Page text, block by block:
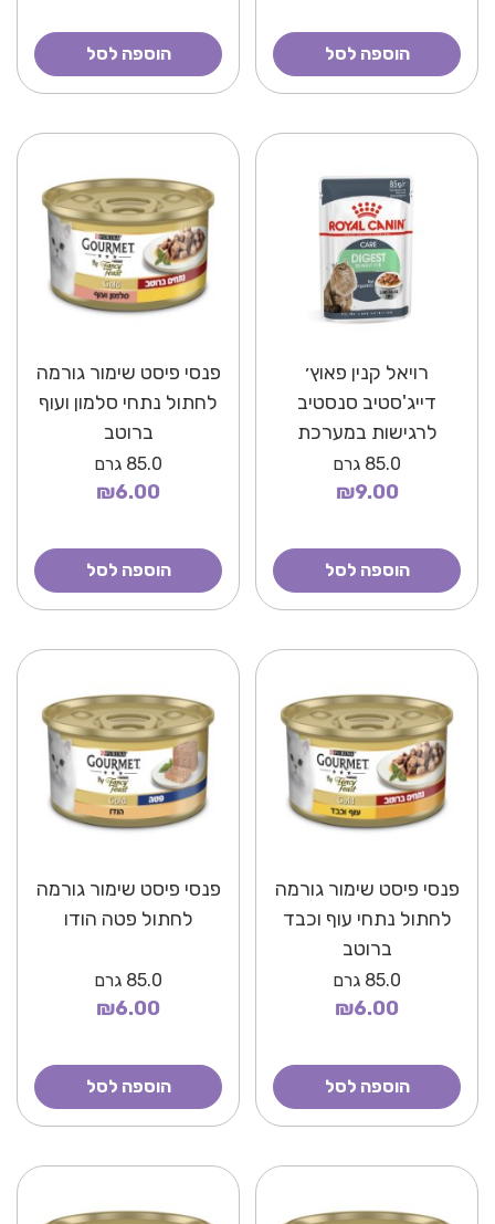
הוספה לסל הוספה לסל
רויאל קנין פאוץ׳
דייג'סטיב סנסטיב
לרגישות במערכת
העיכול
85.0 גרם
₪9.00
הוספה לסל
פנסי פיסט שימור גורמה
לחתול נתחי סלמון ועוף
ברוטב
85.0 גרם
₪6.00
הוספה לסל
פנסי פיסט שימור גורמה
לחתול נתחי עוף וכבד
ברוטב
85.0 גרם
₪6.00
הוספה לסל
פנסי פיסט שימור גורמה
לחתול פטה הודו
85.0 גרם
₪6.00
הוספה לסל